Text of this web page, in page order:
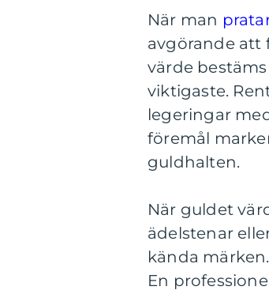
När man
avgörande att
värde
viktigaste.
legeringar
föremål
guldhalten.
När guldet
ädelstenar
kända
En